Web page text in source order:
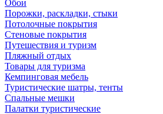
Обои
Порожки, раскладки, стыки
Потолочные покрытия
Стеновые покрытия
Путешествия и туризм
Пляжный отдых
Товары для туризма
Кемпинговая мебель
Туристические шатры, тенты
Спальные мешки
Палатки туристические